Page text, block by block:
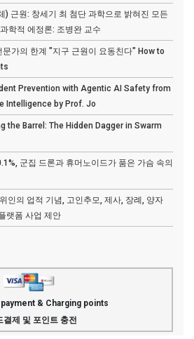
) 근원: 창세기 최 첨단 과학으로 밝혀진 모든
학적 에정론: 조병완 교수
가의 한계 "지구 근원이 요동친다" How to
Prevention with Agentic AI Safety from
Intelligence by Prof. Jo
the Barrel: The Hidden Dagger in Swarm
군집 드론과 휴머노이드가 품은 가슴 속의
인의 업적 기념, 고인추모, 제사, 장례, 양자
랫폼 사업 제안
& Charging points
결제 및 포인트 충전